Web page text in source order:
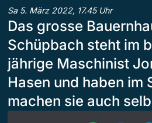
Sa 5. März 2022, 17.45 Uhr
Das grosse
Schüpbach steht im
jährige Maschinist
Hasen und haben im
machen sie auch